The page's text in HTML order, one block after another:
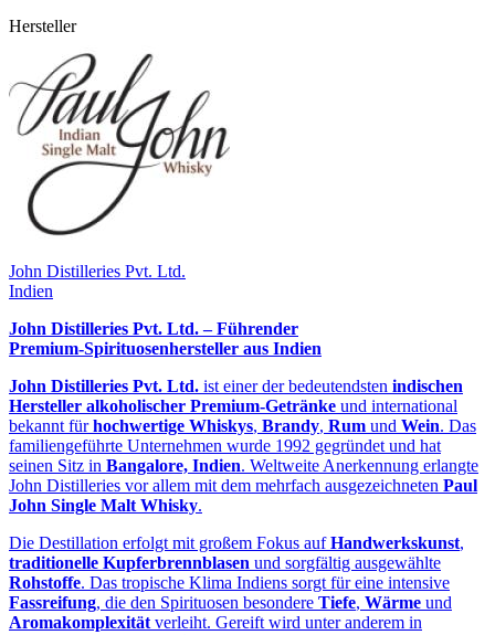
Hersteller
John Distilleries Pvt. Ltd.
Indien
John Distilleries Pvt. Ltd. – Führender
Premium‑Spirituosenhersteller aus Indien
John Distilleries Pvt. Ltd. ist einer der bedeutendsten indischen
Hersteller alkoholischer Premium‑Getränke und international
bekannt fürhochwertige Whiskys, Brandy, Rum und Wein. Das
familiengeführte Unternehmen wurde 1992 gegründet und hat
seinen Sitz in Bangalore, Indien. Weltweite Anerkennung erlangte
John Distilleries vor allem mit dem mehrfach ausgezeichneten Paul
John Single Malt Whisky.
Die Destillation erfolgt mit großem Fokus aufHandwerkskunst,
traditionelle Kupferbrennblasen und sorgfältig ausgewählte
Rohstoffe. Das tropische Klima Indiens sorgt für eine intensive
Fassreifung, die den Spirituosen besondere Tiefe, Wärme und
Aromakomplexität verleiht. Gereift wird unter anderem in